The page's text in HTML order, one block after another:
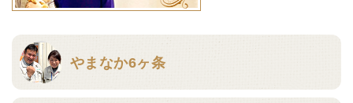
やまなか6ヶ条